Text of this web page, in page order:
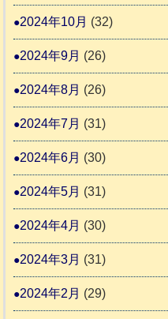
2024年10月 (32)
2024年9月 (26)
2024年8月 (26)
2024年7月 (31)
2024年6月 (30)
2024年5月 (31)
2024年4月 (30)
2024年3月 (31)
2024年2月 (29)